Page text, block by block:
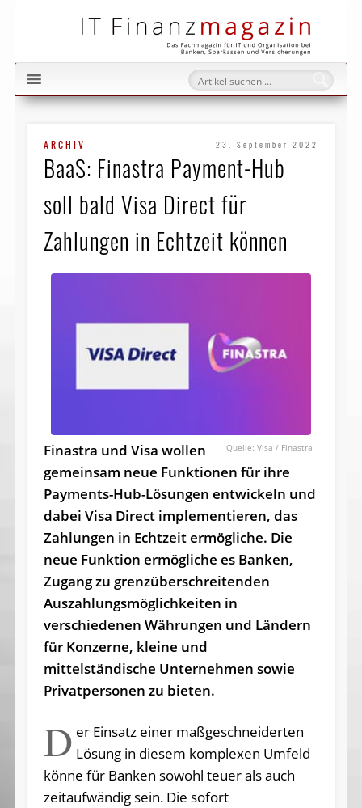
ARCHIV 23. September 2022
BaaS: Finastra Payment-Hub
soll bald Visa Direct für
Zahlungen in Echtzeit können
Visa / Finastra
Finastra und Visa wollen
gemeinsam neue Funktionen für ihre
Payments-Hub-Lösungen entwickeln und
dabei Visa Direct implementieren, das
Zahlungen in Echtzeit ermögliche. Die
neue Funktion ermögliche es Banken,
Zugang zu grenzüberschreitenden
Auszahlungsmöglichkeiten in
verschiedenen Währungen und Ländern
für Konzerne, kleine und
mittelständische Unternehmen sowie
Privatpersonen zu bieten.
D er Einsatz einer maßgeschneiderten
Lösung in diesem komplexen Umfeld
könne für Banken sowohl teuer als auch
zeitaufwändig sein. Die sofort